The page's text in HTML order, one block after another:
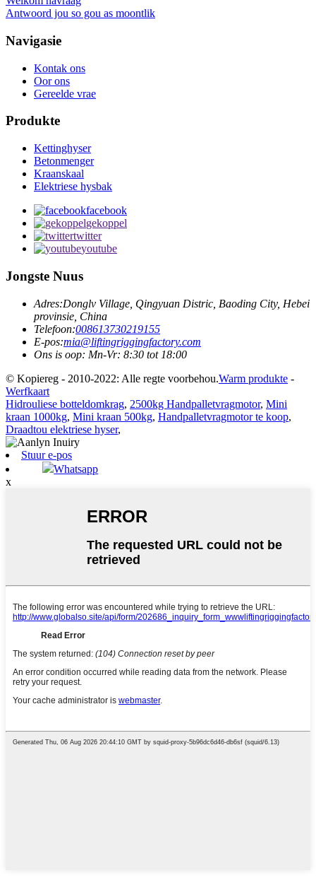
Antwoord jou so gou as moontlik
Navigasie
Kontak ons
Oor ons
Gereelde vrae
Produkte
Kettinghyser
Betonmenger
Kraanskaal
Elektriese hysbak
facebook
gekoppel
twitter
youtube
Jongste Nuus
Adres:Donglv Village, Qingyuan Distric, Baoding City, Hebei
provinsie, China
Telefoon:008613730219155
E-pos:mia@liftingriggingfactory.com
Ons is oop: Mn-Vr: 8:30 tot 18:00
© Kopiereg - 2010-2022: Alle regte voorbehou.Warm produkte -
Werfkaart
Hidrouliese botteldomkrag, 2500kg Handpalletvragmotor, Mini
kraan 1000kg, Mini kraan 500kg, Handpalletvragmotor te koop,
Draadtou elektriese hyser,
Stuur e-pos
Whatsapp
x